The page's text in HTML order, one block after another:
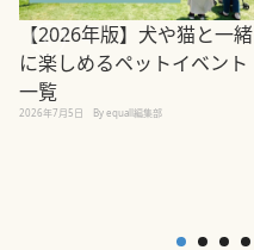
【2026年版】犬や猫と一緒
に楽しめるペットイベント
一覧
2026年7月5日 By equall編集部